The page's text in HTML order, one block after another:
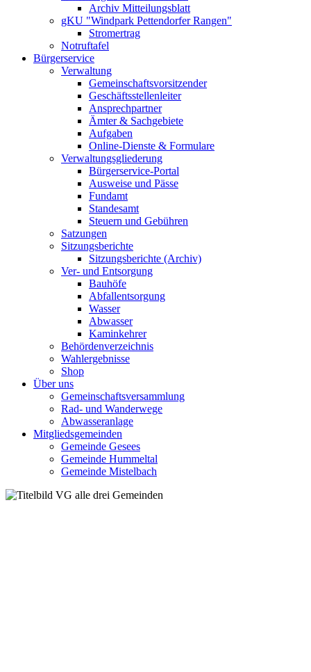
Archiv Mitteilungsblatt
gKU "Windpark Pettendorfer Rangen"
Stromertrag
Notruftafel
Bürgerservice
Verwaltung
Gemeinschaftsvorsitzender
Geschäftsstellenleiter
Ansprechpartner
Ämter & Sachgebiete
Aufgaben
Online-Dienste & Formulare
Verwaltungsgliederung
Bürgerservice-Portal
Ausweise und Pässe
Fundamt
Standesamt
Steuern und Gebühren
Satzungen
Sitzungsberichte
Sitzungsberichte (Archiv)
Ver- und Entsorgung
Bauhöfe
Abfallentsorgung
Wasser
Abwasser
Kaminkehrer
Behördenverzeichnis
Wahlergebnisse
Shop
Über uns
Gemeinschaftsversammlung
Rad- und Wanderwege
Abwasseranlage
Mitgliedsgemeinden
Gemeinde Gesees
Gemeinde Hummeltal
Gemeinde Mistelbach